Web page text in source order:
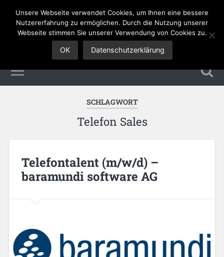
Sales Jobs
SCHLAGWORT
Telefon Sales
Telefontalent (m/w/d) –
baramundi software AG
Unsere Webseite verwendet Cookies, um Ihnen eine bessere
Nutzererfahrung zu ermöglichen. Durch die Nutzung unserer
Webseite stimmen Sie unserer Verwendung von Cookies zu.
OK Datenschutzerklärung